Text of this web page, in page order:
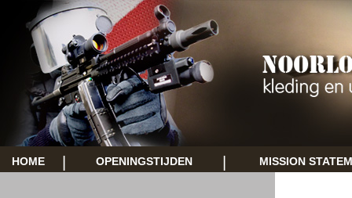
HOME OPENINGSTIJDEN MISSION